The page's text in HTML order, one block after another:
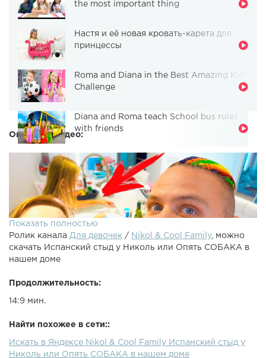
the most important thing
Настя и её новая кровать-карета для
принцессы
Roma and Diana in the Best Amazing Kids
Challenge
Diana and Roma teach School bus rules
with friends
Описание видео:
(Значки , Куклы , чемоданы , Сквиши)Мерч - футболки ,
ГЕЙМЕР - ИНСТАГРАМ Николь - ИНСТАГРАМ Моей
Сестры - Школа УСПЕШНЫХ ЮТУБ БЛОГЕРОВ -
Показать полностью
Ролик канала Для девочек / Nikol & Cool Family, можно
скачать Испанский стыд у Николь или Опять СОБАКА в
нашем доме
Продолжительность:
14:9 мин.
Найти похожее в сети::
Искать в Яндексе Nikol & Cool Family Испанский стыд у
Николь или Опять СОБАКА в нашем доме